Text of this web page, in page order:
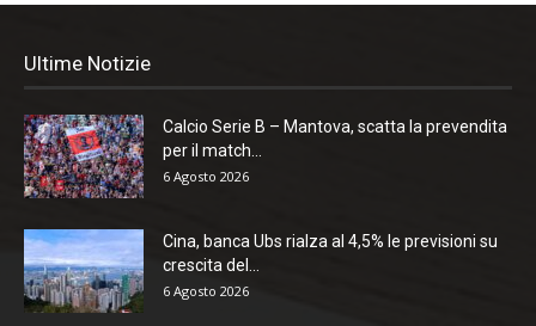
Ultime Notizie
Calcio Serie B – Mantova, scatta la prevendita
per il match...
6 Agosto 2026
Cina, banca Ubs rialza al 4,5% le previsioni su
crescita del...
6 Agosto 2026